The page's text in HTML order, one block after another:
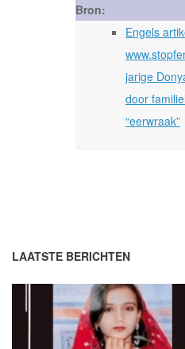
Bron:
Engels
jarige
door
“eerwraak”
LAATSTE BERICHTEN